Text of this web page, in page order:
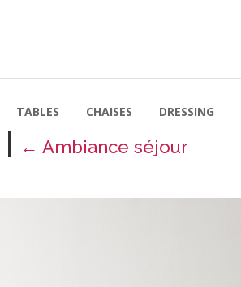
TABLES CHAISES DRESSING
| ← Ambiance séjour